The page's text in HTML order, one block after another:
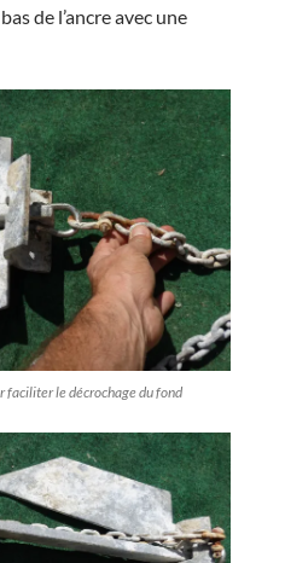
de l’ancre avec une
faciliter le décrochage du fond